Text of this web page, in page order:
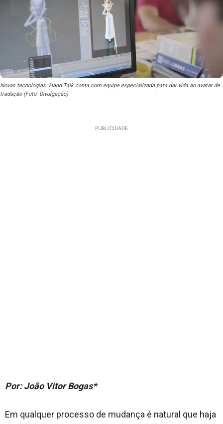
Novas tecnologias: Hand Talk conta com equipe especializada para dar vida ao avatar de
tradução (Foto: Divulgação)
PUBLICIDADE
Por: João Vitor Bogas*
Em qualquer processo de mudança é natural que haja